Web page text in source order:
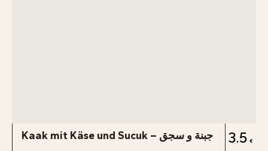
Kaak mit Käse und Sucuk – جبنة و سجق 3.5